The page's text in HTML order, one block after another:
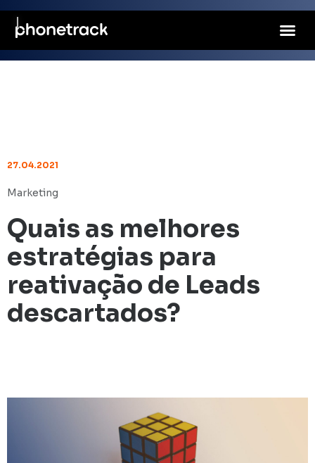
27.04.2021
Marketing
Quais as melhores
estratégias para
reativação de Leads
descartados?